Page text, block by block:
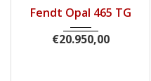
Fendt Opal 465 TG
€20.950,00